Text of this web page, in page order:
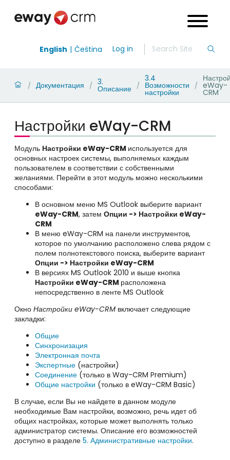
English Čeština Log in
/ Документация / 3.
Описание /
3.4
Возможности
настройки
/ eWay-
CRM
Настройки eWay-CRM
Модуль Настройки eWay-CRM используется для
основных настроек системы, выполняемых каждым
пользователем в соответствии с собственными
желаниями. Перейти в этот модуль можно несколькими
способами:
В основном меню MS Outlook выберите вариант
eWay-CRM, затем Опции -> Настройки eWay-
CRM
В меню eWay-CRM на панели инструментов,
которое по умолчанию расположено слева рядом с
полем полнотекстового поиска, выберите вариант
Опции -> Настройки eWay-CRM
В версиях MS Outlook 2010 и выше кнопка
Настройки eWay-CRM расположена
непосредственно в ленте MS Outlook
Окно Настройки eWay-CRM включает следующие
закладки:
Общие
Синхронизация
Электронная почта
Экспертные (настройки)
Соединение (только в Way-CRM Premium)
Общие настройки (только в eWay-CRM Basic)
В случае, если Вы не найдете в данном модуле
необходимые Вам настройки, возможно, речь идет об
общих настройках, которые может выполнять только
администратор системы. Описание его возможностей
доступно в разделе 5. Административные настройки.